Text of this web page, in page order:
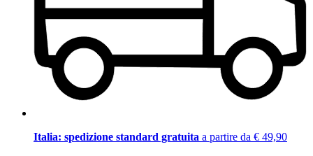
Italia: spedizione standard gratuita a partire da € 49,90